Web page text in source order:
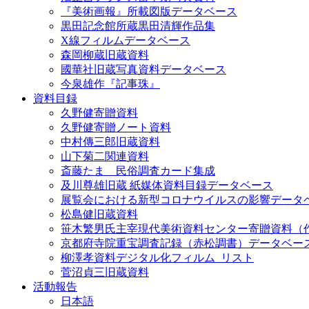
『美術画報』所載図版データベース
黒田記念館所蔵黒田清輝作品集
X線フィルムデータベース
森岡柳蔵旧蔵資料
國華社旧蔵写真資料データベース
今泉雄作『記事珠』
資料目録
久野健寄贈資料
久野健寄贈ノート資料
中村傳三郎旧蔵資料
山下菊二関連資料
斎藤たま 民俗調査カード集成
及川尊雄旧蔵 紙媒体資料目録データベース
展覧会における新型コロナウイルスの影響データ
松島健旧蔵資料
笹木繁男氏主宰現代美術資料センター寄贈資料（
京都府寺院重宝調査記録（赤松調書）データベー
柳澤孝資料デジタル化フィルム_リスト
菅沼貞三旧蔵資料
活動報告
日本語